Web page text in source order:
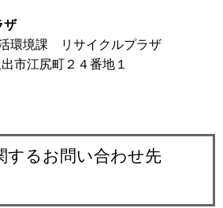
ザ
環境課 リサイクルプラザ
市江尻町２４番地１
するお問い合わせ先